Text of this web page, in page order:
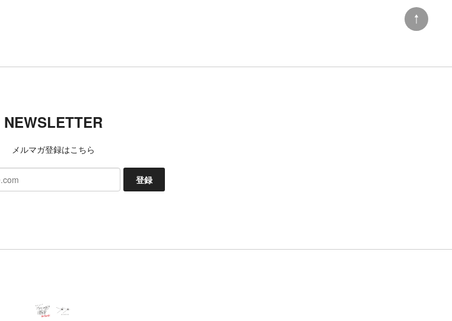
NEWSLETTER
メルマガ登録はこちら
登録